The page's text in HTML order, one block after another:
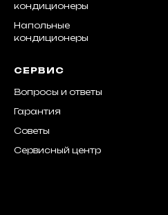
кондиционеры
Напольные
кондиционеры
СЕРВИС
Вопросы и ответы
Гарантия
Советы
Сервисный центр